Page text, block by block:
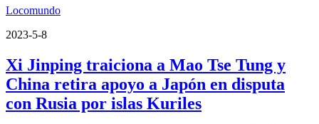
Locomundo
2023-5-8
Xi Jinping traiciona a Mao Tse Tung y
China retira apoyo a Japón en disputa
con Rusia por islas Kuriles